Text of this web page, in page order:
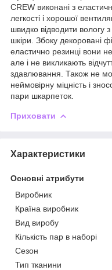
CREW виконані з
легкості і хорошої
швидко відводити вологу
шкіри. Збоку декоровані
еластично резинці вони не
але і не викликають
здавлювання. Також не
неймовірну міцність і
пари шкарпеток.
Приховати
Характеристики
Основні атрибути
Виробник
Країна виробник
Вид виробу
Кількість пар в наборі
Сезон
Тип тканини